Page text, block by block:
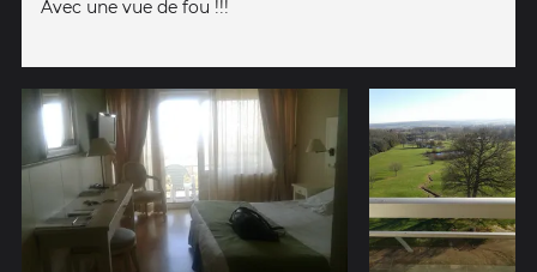
Avec une vue de fou !!!